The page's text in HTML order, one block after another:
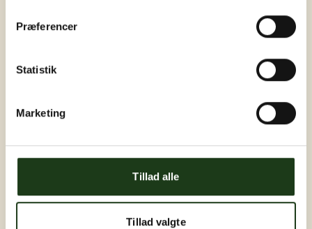
Præferencer
Statistik
Marketing
Tillad alle
Tillad valgte